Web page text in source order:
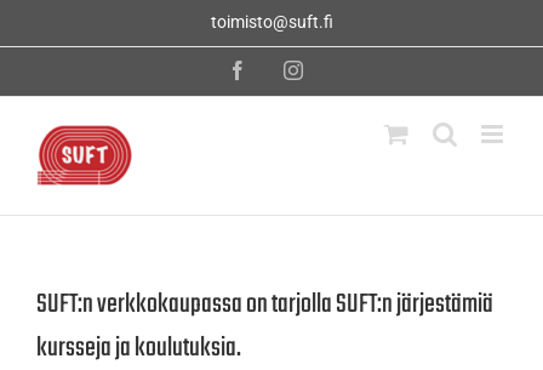
toimisto@suft.fi
FacebookInstagram
SUFT:n verkkokaupassa on tarjolla SUFT:n järjestämiä
kursseja ja koulutuksia.